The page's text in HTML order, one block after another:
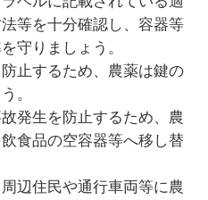
等を十分確認し、容器等
守りましょう。
止するため、農薬は鍵の
。
発生を防止するため、農
食品の空容器等へ移し替
辺住民や通行車両等に農